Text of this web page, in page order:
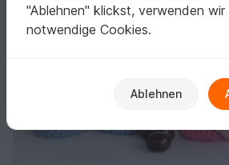
"Ablehnen" klickst, verwenden wir
notwendige Cookies.
Ablehnen